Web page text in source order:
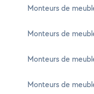
Monteurs de
Monteurs de
Monteurs de
Monteurs de